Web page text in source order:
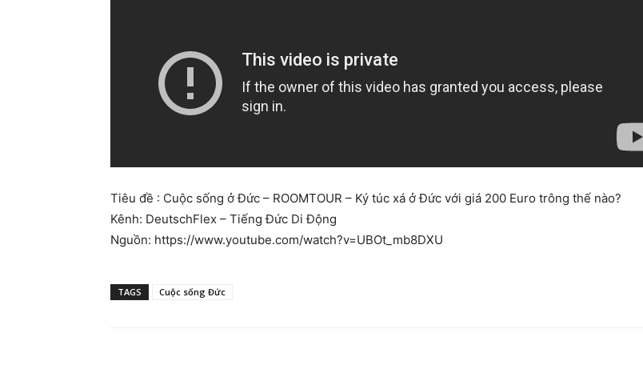
Tiêu đề : Cuộc sống ở Đức – ROOMTOUR – Ký túc xá ở Đức với giá 200 Euro trông thế nào?
Kênh: DeutschFlex – Tiếng Đức Di Động
Nguồn: https://www.youtube.com/watch?v=UBOt_mb8DXU
TAGS Cuộc sống Đức